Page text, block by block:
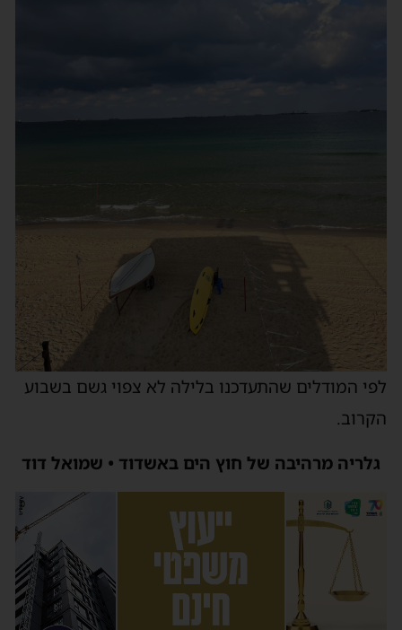
לפי המודלים שהתעדכנו בלילה לא צפוי גשם בשבוע
הקרוב.
גלריה מרהיבה של חוץ הים באשדוד • שמואל דוד